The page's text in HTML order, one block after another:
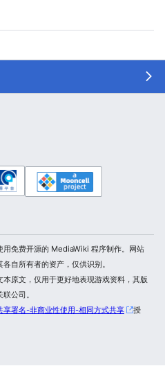
用免费开源的 MediaWiki 程序制作。网站
自所有者的资产，仅供识别。
原文，仅用于更好地表现游戏资料，其版
公司。
享署名-非商业性使用-相同方式共享
授